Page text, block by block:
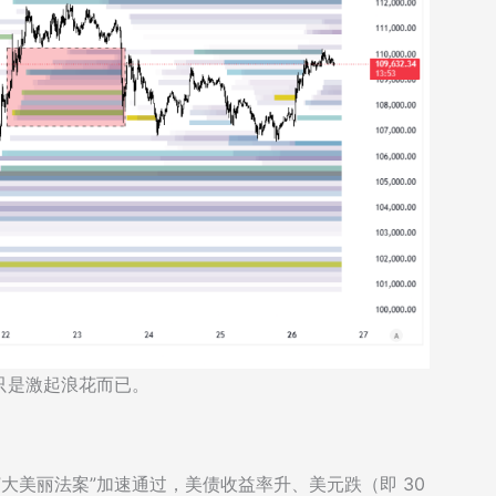
激起浪花而已。
丽法案”加速通过，美债收益率升、美元跌（即 30